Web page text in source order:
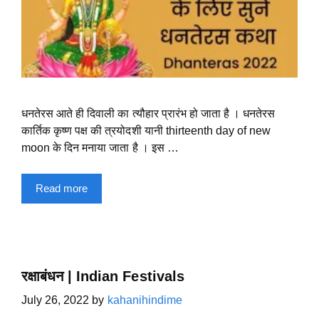
धनतेरस आते ही दिवाली का त्यौहार प्रारंभ हो जाता है । धनतेरस
कार्तिक कृष्ण पक्ष की त्रयोदशी यानी thirteenth day of new
moon के दिन मनाया जाता है । इस …
Read more
रक्षाबंधन | Indian Festivals
July 26, 2022 by kahanihindime